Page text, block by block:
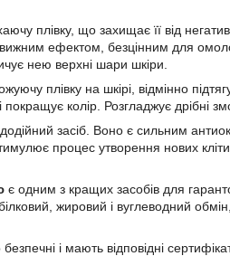
плівку, що захищає її від
ефектом, безцінним для
нею верхні шари шкіри.
плівку на шкірі, відмінно
покращує колір. Розгладжує дрібні
засіб. Воно є сильним
процес утворення нових
є одним з кращих засобів для
жировий і вуглеводний
і мають відповідні